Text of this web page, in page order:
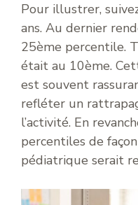
Pour illustrer,
ans. Au dernier
25ème percentile.
était au 10ème.
est souvent
refléter un
l’activité. En
percentiles de
pédiatrique serait